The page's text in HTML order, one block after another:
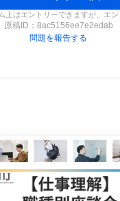
はエントリーできますが、エ
原稿ID： 8ac5156ee7e2edab
問題を報告する